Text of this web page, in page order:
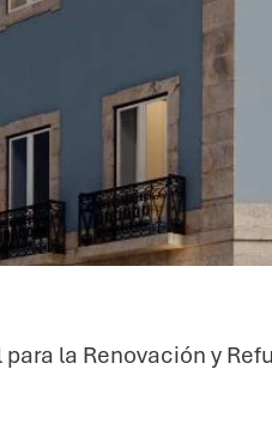
la Renovación y